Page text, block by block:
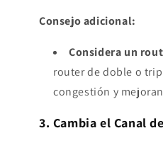
Consejo adicional:
Considera un
router de doble o
congestión y
3. Cambia el Canal